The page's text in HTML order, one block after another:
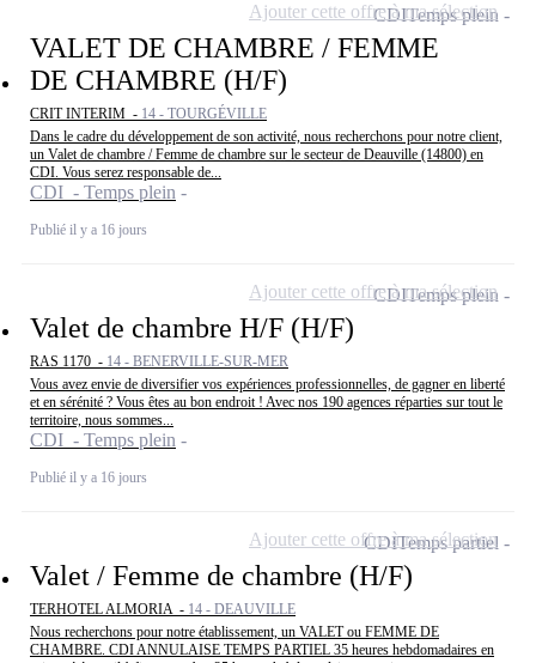
VALET DE CHAMBRE / FEMME
DE CHAMBRE (H/F)
CRIT INTERIM - 14 - TOURGÉVILLE
Dans le cadre du développement de son activité, nous recherchons pour notre client,
un Valet de chambre / Femme de chambre sur le secteur de Deauville (14800) en
CDI. Vous serez responsable de...
CDI - Temps plein
Publié il y a 16 jours
CDITemps plein
Ajouter cette offre à ma sélection
Valet de chambre H/F (H/F)
RAS 1170 - 14 - BENERVILLE-SUR-MER
Vous avez envie de diversifier vos expériences professionnelles, de gagner en liberté
et en sérénité ? Vous êtes au bon endroit ! Avec nos 190 agences réparties sur tout le
territoire, nous sommes...
CDI - Temps plein
Publié il y a 16 jours
CDITemps plein
Ajouter cette offre à ma sélection
Valet / Femme de chambre (H/F)
TERHOTEL ALMORIA - 14 - DEAUVILLE
Nous recherchons pour notre établissement, un VALET ou FEMME DE
CHAMBRE. CDI ANNULAISE TEMPS PARTIEL 35 heures hebdomadaires en
CDITemps partiel
Ajouter cette offre à ma sélection